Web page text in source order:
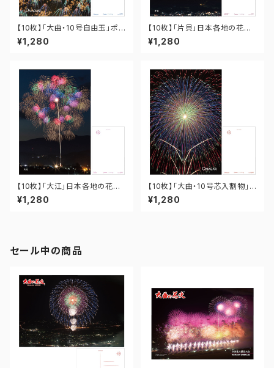
【10枚】「大曲・10号自由玉」ポス
トカード PO-OM-019
¥1,280
【10枚】「片貝」日本各地の花火
¥1,280
【10枚】「大江」日本各地の花火
¥1,280
【10枚】「大曲・10号芯入割物」
¥1,280
セール中の商品